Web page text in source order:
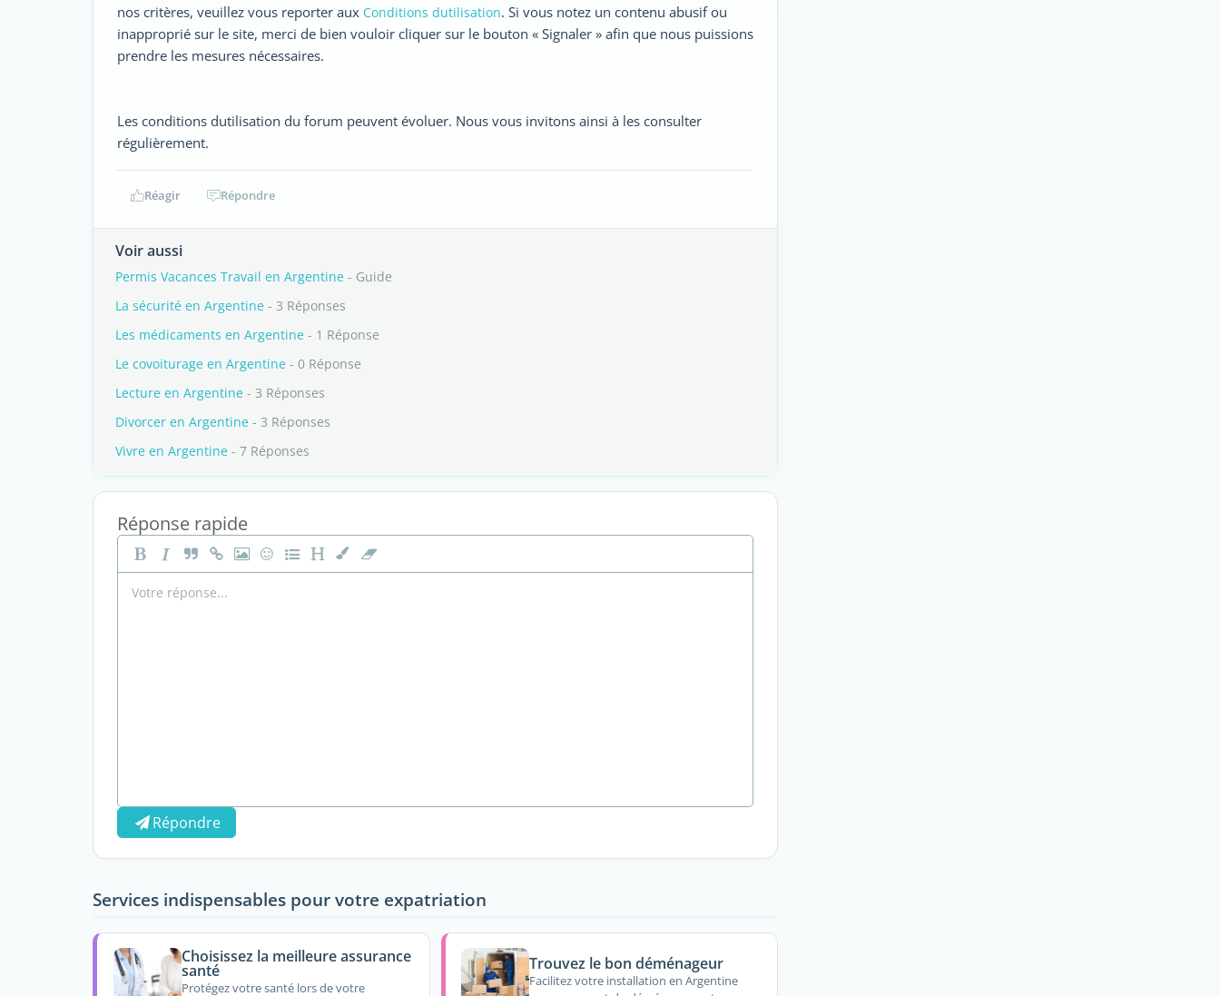
nos critères, veuillez vous reporter aux Conditions dutilisation. Si vous notez un contenu abusif ou
inapproprié sur le site, merci de bien vouloir cliquer sur le bouton « Signaler » afin que nous puissions
prendre les mesures nécessaires.
Les conditions dutilisation du forum peuvent évoluer. Nous vous invitons ainsi à les consulter
régulièrement.
Réagir Répondre
Voir aussi
Permis Vacances Travail en Argentine - Guide
La sécurité en Argentine - 3 Réponses
Les médicaments en Argentine - 1 Réponse
Le covoiturage en Argentine - 0 Réponse
Lecture en Argentine - 3 Réponses
Divorcer en Argentine - 3 Réponses
Vivre en Argentine - 7 Réponses
Réponse rapide
Répondre
Services indispensables pour votre expatriation
Choisissez la meilleure assurance
santé
Protégez votre santé lors de votre
Trouvez le bon déménageur
Facilitez votre installation en Argentine